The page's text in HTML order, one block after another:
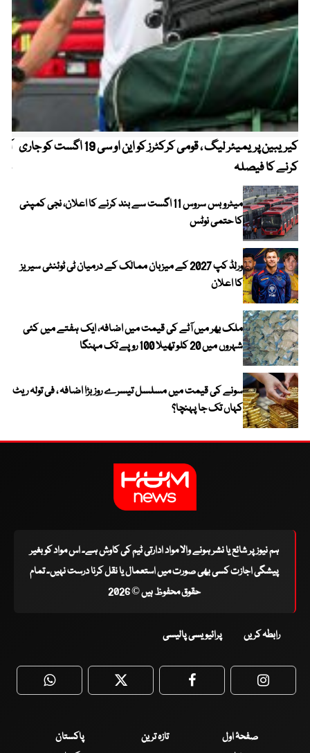
کیریبین پریمیئر لیگ ، قومی کرکٹرز کو این او سی 19 اگست کو جاری
کرنے کا فیصلہ
میٹرو بس سروس 11 اگست سے بند کرنے کا اعلان، نجی کمپنی
کا حتمی نوٹس
ورلڈ کپ 2027 کے میزبان ممالک کے درمیان ٹی ٹوئنٹی سیریز
کا اعلان
ملک بھر میں آٹے کی قیمت میں اضافہ، ایک ہفتے میں کئی
شہروں میں 20 کلو تھیلا 100 روپے تک مہنگا
سونے کی قیمت میں مسلسل تیسرے روز بڑا اضافہ ، فی تولہ ریٹ
کہاں تک جا پہنچا؟
ہم نیوز پر شائع یا نشر ہونے والا مواد ادارتی ٹیم کی کاوش ہے۔ اس مواد کو بغیر
پیشگی اجازت کسی بھی صورت میں استعمال یا نقل کرنا درست نہیں۔ تمام
حقوق محفوظ ہیں © 2026
رابطہ کریں پرائیویسی پالیسی
WhatsApp Twitter Facebook
صفحۂ اول تازہ ترین
پاکستان